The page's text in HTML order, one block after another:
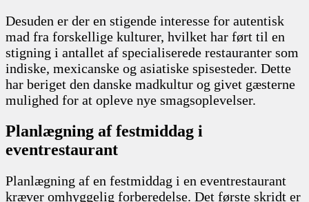
Desuden er der en stigende interesse for autentisk
mad fra forskellige kulturer, hvilket har ført til en
stigning i antallet af specialiserede restauranter som
indiske, mexicanske og asiatiske spisesteder. Dette
har beriget den danske madkultur og givet gæsterne
mulighed for at opleve nye smagsoplevelser.
Planlægning af festmiddag i
eventrestaurant
Planlægning af en festmiddag i en eventrestaurant
kræver omhyggelig forberedelse. Det første skridt er